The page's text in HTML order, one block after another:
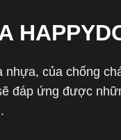
của chống
đáp ứng được